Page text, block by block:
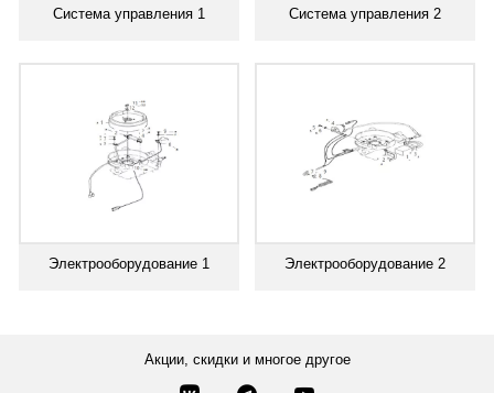
Система управления 1 Система управления 2
Электрооборудование 1 Электрооборудование 2
Акции, скидки и многое другое